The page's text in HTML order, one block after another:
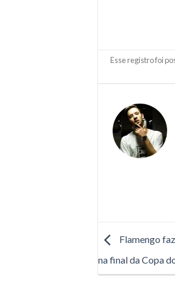
Esse registro foi
Flamengo
na final da Copa